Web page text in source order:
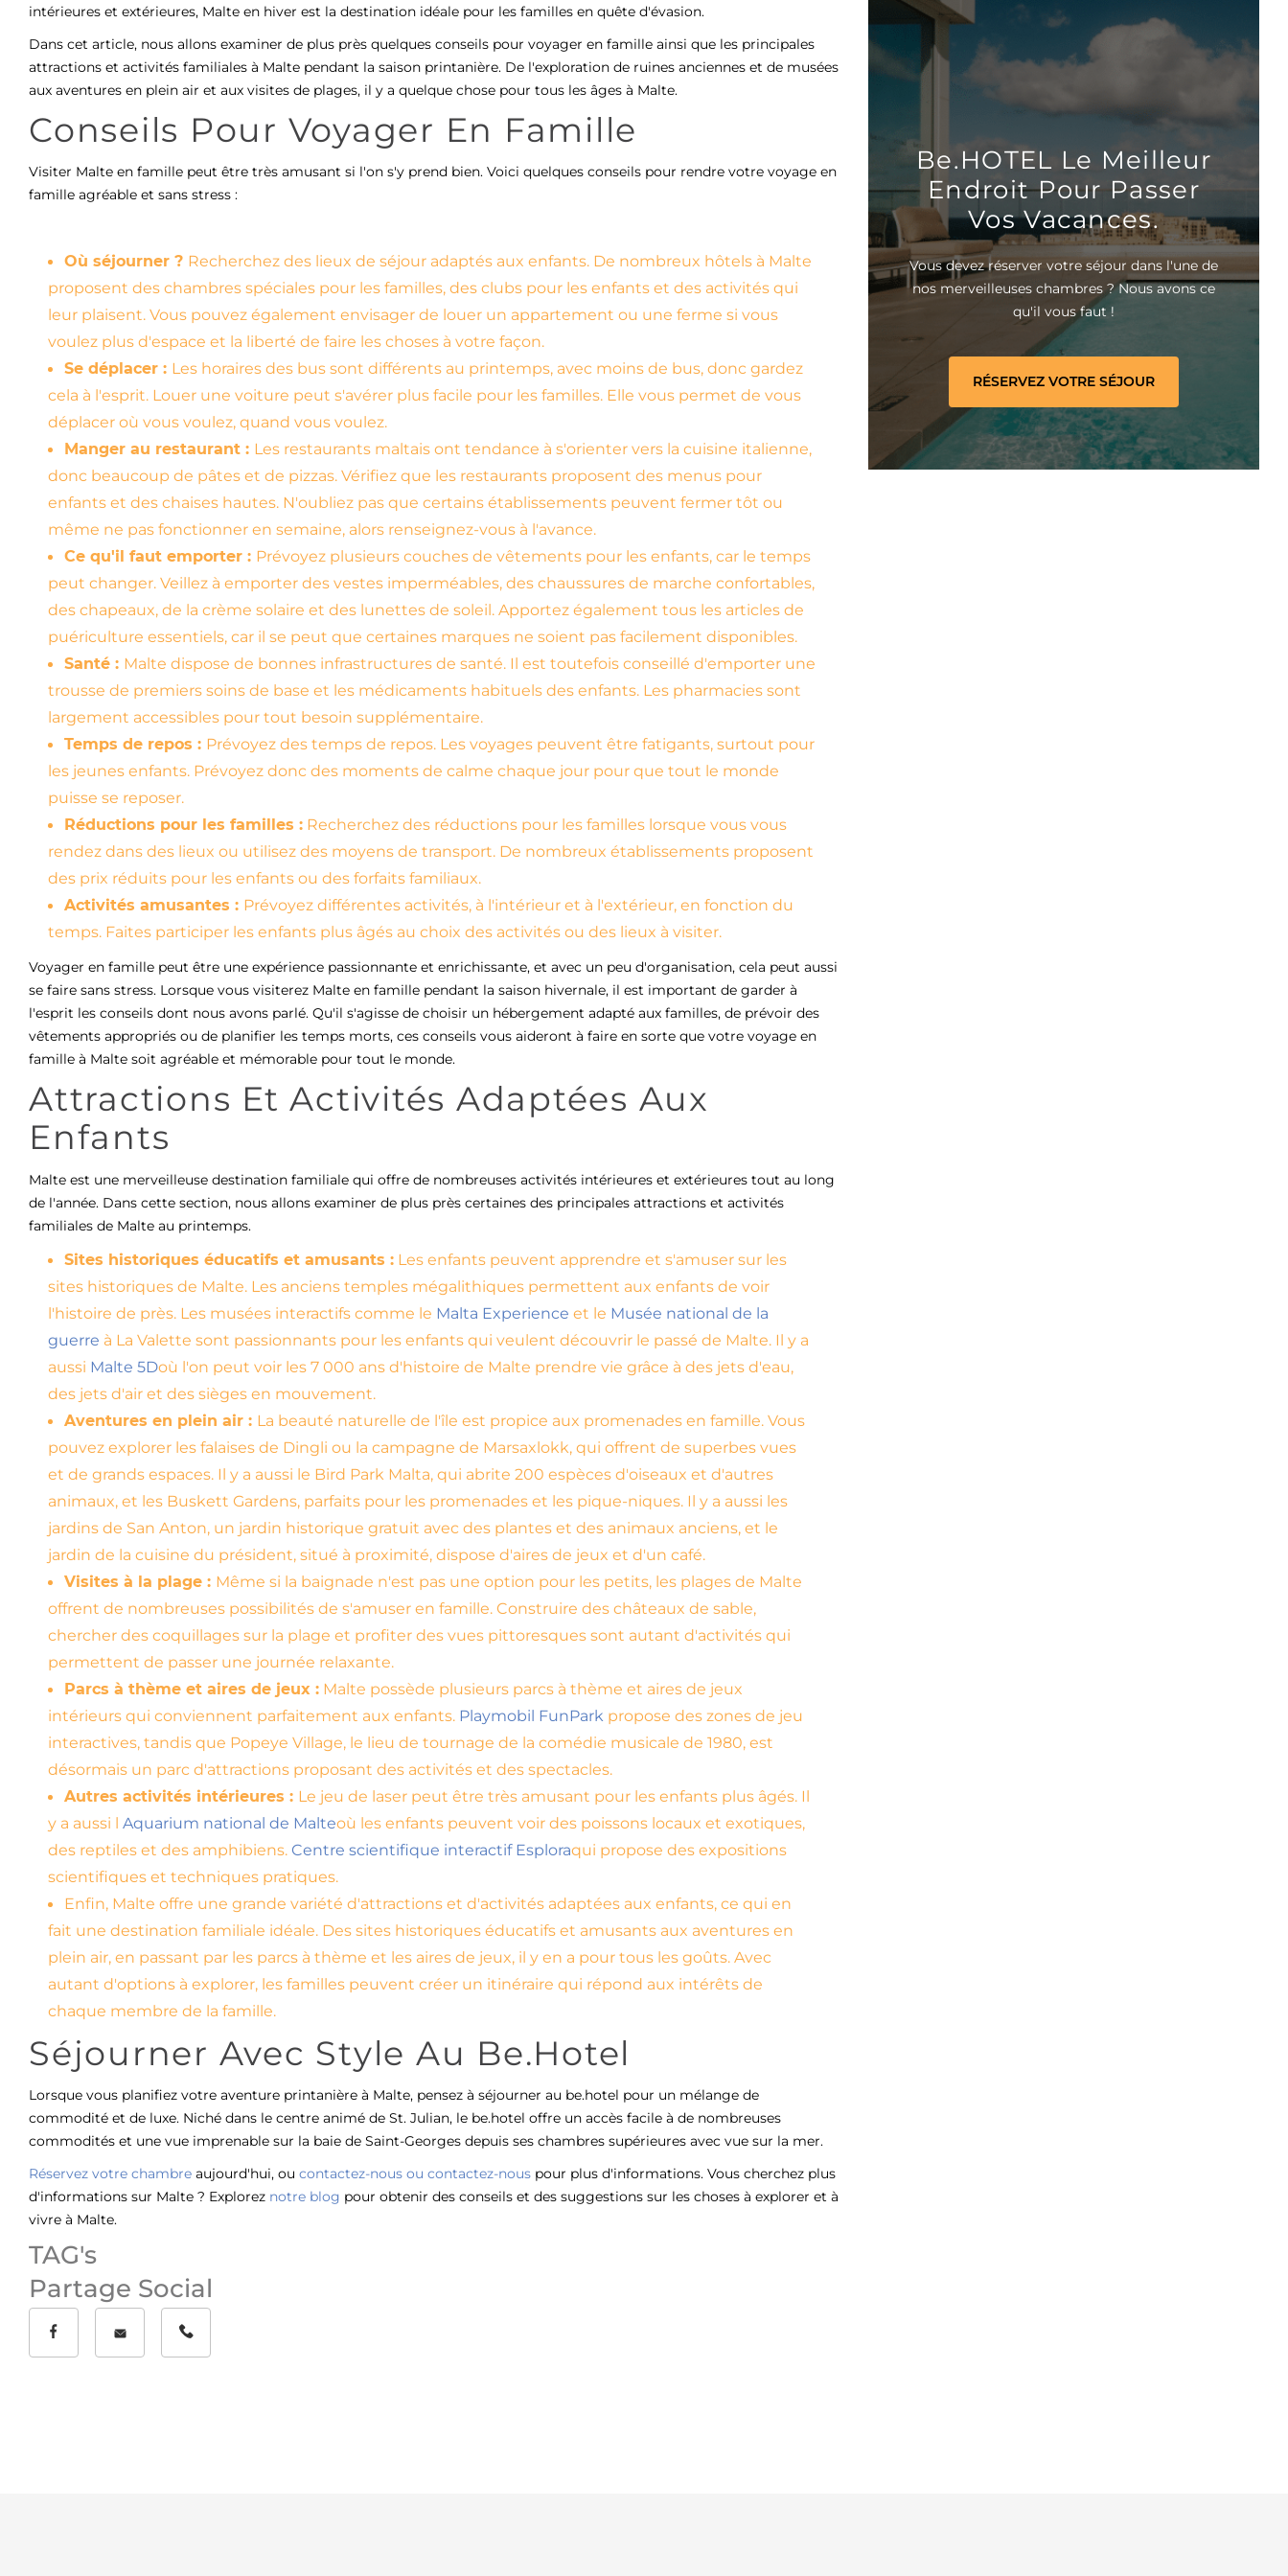
intérieures et extérieures, Malte en hiver est la destination idéale pour les familles en quête d'évasion.
Dans cet article, nous allons examiner de plus près quelques conseils pour voyager en famille ainsi que les principales
attractions et activités familiales à Malte pendant la saison printanière. De l'exploration de ruines anciennes et de musées
aux aventures en plein air et aux visites de plages, il y a quelque chose pour tous les âges à Malte.
Conseils Pour Voyager En Famille
Visiter Malte en famille peut être très amusant si l'on s'y prend bien. Voici quelques conseils pour rendre votre voyage en
famille agréable et sans stress :
Où séjourner ? Recherchez des lieux de séjour adaptés aux enfants. De nombreux hôtels à Malte
proposent des chambres spéciales pour les familles, des clubs pour les enfants et des activités qui
leur plaisent. Vous pouvez également envisager de louer un appartement ou une ferme si vous
voulez plus d'espace et la liberté de faire les choses à votre façon.
Se déplacer : Les horaires des bus sont différents au printemps, avec moins de bus, donc gardez
cela à l'esprit. Louer une voiture peut s'avérer plus facile pour les familles. Elle vous permet de vous
déplacer où vous voulez, quand vous voulez.
Manger au restaurant : Les restaurants maltais ont tendance à s'orienter vers la cuisine italienne,
donc beaucoup de pâtes et de pizzas. Vérifiez que les restaurants proposent des menus pour
enfants et des chaises hautes. N'oubliez pas que certains établissements peuvent fermer tôt ou
même ne pas fonctionner en semaine, alors renseignez-vous à l'avance.
Ce qu'il faut emporter : Prévoyez plusieurs couches de vêtements pour les enfants, car le temps
peut changer. Veillez à emporter des vestes imperméables, des chaussures de marche confortables,
des chapeaux, de la crème solaire et des lunettes de soleil. Apportez également tous les articles de
puériculture essentiels, car il se peut que certaines marques ne soient pas facilement disponibles.
Santé : Malte dispose de bonnes infrastructures de santé. Il est toutefois conseillé d'emporter une
trousse de premiers soins de base et les médicaments habituels des enfants. Les pharmacies sont
largement accessibles pour tout besoin supplémentaire.
Temps de repos : Prévoyez des temps de repos. Les voyages peuvent être fatigants, surtout pour
les jeunes enfants. Prévoyez donc des moments de calme chaque jour pour que tout le monde
puisse se reposer.
Réductions pour les familles : Recherchez des réductions pour les familles lorsque vous vous
rendez dans des lieux ou utilisez des moyens de transport. De nombreux établissements proposent
des prix réduits pour les enfants ou des forfaits familiaux.
Activités amusantes : Prévoyez différentes activités, à l'intérieur et à l'extérieur, en fonction du
temps. Faites participer les enfants plus âgés au choix des activités ou des lieux à visiter.
Voyager en famille peut être une expérience passionnante et enrichissante, et avec un peu d'organisation, cela peut aussi
se faire sans stress. Lorsque vous visiterez Malte en famille pendant la saison hivernale, il est important de garder à
l'esprit les conseils dont nous avons parlé. Qu'il s'agisse de choisir un hébergement adapté aux familles, de prévoir des
vêtements appropriés ou de planifier les temps morts, ces conseils vous aideront à faire en sorte que votre voyage en
famille à Malte soit agréable et mémorable pour tout le monde.
Attractions Et Activités Adaptées Aux
Enfants
Malte est une merveilleuse destination familiale qui offre de nombreuses activités intérieures et extérieures tout au long
de l'année. Dans cette section, nous allons examiner de plus près certaines des principales attractions et activités
familiales de Malte au printemps.
Sites historiques éducatifs et amusants : Les enfants peuvent apprendre et s'amuser sur les
sites historiques de Malte. Les anciens temples mégalithiques permettent aux enfants de voir
l'histoire de près. Les musées interactifs comme le Malta Experience et le Musée national de la
guerre à La Valette sont passionnants pour les enfants qui veulent découvrir le passé de Malte. Il y a
aussi Malte 5Doù l'on peut voir les 7 000 ans d'histoire de Malte prendre vie grâce à des jets d'eau,
des jets d'air et des sièges en mouvement.
Aventures en plein air : La beauté naturelle de l'île est propice aux promenades en famille. Vous
pouvez explorer les falaises de Dingli ou la campagne de Marsaxlokk, qui offrent de superbes vues
et de grands espaces. Il y a aussi le Bird Park Malta, qui abrite 200 espèces d'oiseaux et d'autres
animaux, et les Buskett Gardens, parfaits pour les promenades et les pique-niques. Il y a aussi les
jardins de San Anton, un jardin historique gratuit avec des plantes et des animaux anciens, et le
jardin de la cuisine du président, situé à proximité, dispose d'aires de jeux et d'un café.
Visites à la plage : Même si la baignade n'est pas une option pour les petits, les plages de Malte
offrent de nombreuses possibilités de s'amuser en famille. Construire des châteaux de sable,
chercher des coquillages sur la plage et profiter des vues pittoresques sont autant d'activités qui
permettent de passer une journée relaxante.
Parcs à thème et aires de jeux : Malte possède plusieurs parcs à thème et aires de jeux
intérieurs qui conviennent parfaitement aux enfants. Playmobil FunPark propose des zones de jeu
interactives, tandis que Popeye Village, le lieu de tournage de la comédie musicale de 1980, est
désormais un parc d'attractions proposant des activités et des spectacles.
Autres activités intérieures : Le jeu de laser peut être très amusant pour les enfants plus âgés. Il
y a aussi l Aquarium national de Malteoù les enfants peuvent voir des poissons locaux et exotiques,
des reptiles et des amphibiens. Centre scientifique interactif Esploraqui propose des expositions
scientifiques et techniques pratiques.
Enfin, Malte offre une grande variété d'attractions et d'activités adaptées aux enfants, ce qui en
fait une destination familiale idéale. Des sites historiques éducatifs et amusants aux aventures en
plein air, en passant par les parcs à thème et les aires de jeux, il y en a pour tous les goûts. Avec
autant d'options à explorer, les familles peuvent créer un itinéraire qui répond aux intérêts de
chaque membre de la famille.
Séjourner Avec Style Au Be.Hotel
Lorsque vous planifiez votre aventure printanière à Malte, pensez à séjourner au be.hotel pour un mélange de
commodité et de luxe. Niché dans le centre animé de St. Julian, le be.hotel offre un accès facile à de nombreuses
commodités et une vue imprenable sur la baie de Saint-Georges depuis ses chambres supérieures avec vue sur la mer.
Réservez votre chambre aujourd'hui, ou contactez-nous ou contactez-nous pour plus d'informations. Vous cherchez plus
d'informations sur Malte ? Explorez notre blog pour obtenir des conseils et des suggestions sur les choses à explorer et à
vivre à Malte.
TAG's
Partage Social
Be.HOTEL Le Meilleur
Endroit Pour Passer
Vos Vacances.
Vous devez réserver votre séjour dans l'une de
nos merveilleuses chambres ? Nous avons ce
qu'il vous faut !
RÉSERVEZ VOTRE SÉJOUR